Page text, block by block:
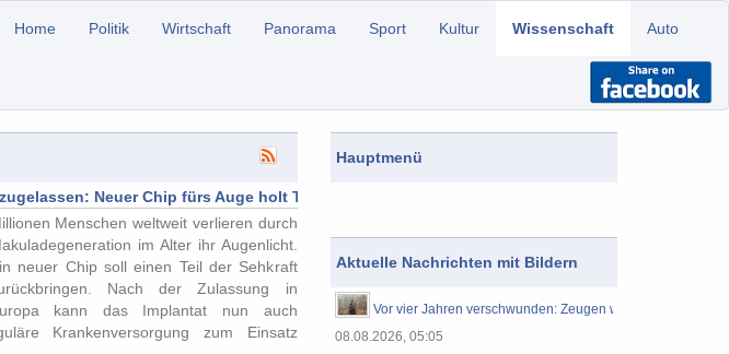
Home Politik Wirtschaft Panorama Sport Kultur Wissenschaft Auto
Neuer Chip fürs Auge holt Teil der Sehkraft zurück
Menschen weltweit verlieren durch
im Alter ihr Augenlicht.
neuer Chip soll einen Teil der Sehkraft
Nach der Zulassung in
kann das Implantat nun auch
Krankenversorgung zum Einsatz
Hauptmenü
Aktuelle Nachrichten mit Bildern
Vor vier Jahren verschwunden: Zeugen wollen vermisste
08.08.2026, 05:05